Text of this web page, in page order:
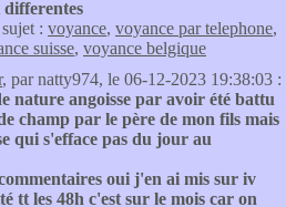
: voyance, voyance par telephone,
suisse, voyance belgique
, par natty974, le 06-12-2023 19:38:03 :
nature angoisse par avoir été battu
champ par le père de mon fils mais
qui s'efface pas du jour au
oui j'en ai mis sur iv
tt les 48h c'est sur le mois car on